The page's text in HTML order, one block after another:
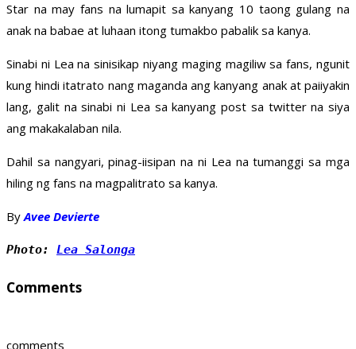
Star na may fans na lumapit sa kanyang 10 taong gulang na
anak na babae at luhaan itong tumakbo pabalik sa kanya.
Sinabi ni Lea na sinisikap niyang maging magiliw sa fans, ngunit
kung hindi itatrato nang maganda ang kanyang anak at paiiyakin
lang, galit na sinabi ni Lea sa kanyang post sa twitter na siya
ang makakalaban nila.
Dahil sa nangyari, pinag-iisipan na ni Lea na tumanggi sa mga
hiling ng fans na magpalitrato sa kanya.
ByAvee Devierte
Photo: Lea Salonga
Comments
comments